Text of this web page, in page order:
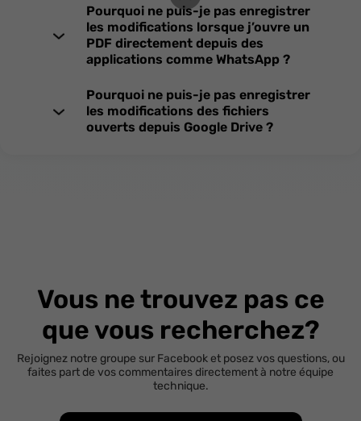
Pourquoi ne puis-je pas enregistrer
les modifications lorsque j’ouvre un
PDF directement depuis des
applications comme WhatsApp ?
Pourquoi ne puis-je pas enregistrer
les modifications des fichiers
ouverts depuis Google Drive ?
Vous ne trouvez pas ce
que vous recherchez?
Rejoignez notre groupe sur Facebook et posez vos questions, ou
faites part de vos commentaires directement à notre équipe
technique.